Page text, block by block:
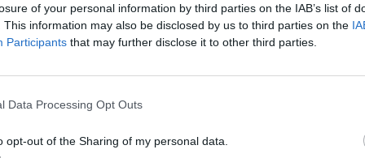
of your personal information by third parties on the IAB’s list of
This information may also be disclosed by us to third parties on the
Participants that may further disclose it to other third parties.
Data Processing Opt Outs
opt-out of the Sharing of my personal data.
lava, pelenais ir žemėmis buvo
Herkulanėjas ir Stabijai.
dieną prasidėjo hugenotų
hugenotų karams valdžia stengėsi
ir baigti religinius konfliktus.